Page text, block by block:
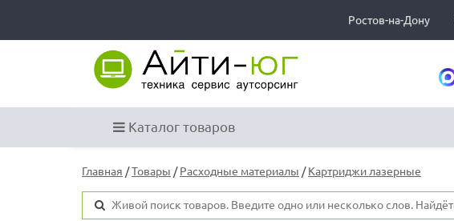
Ростов-на-Дону
Каталог товаров
Главная /Товары /Расходные материалы /Картриджи лазерные